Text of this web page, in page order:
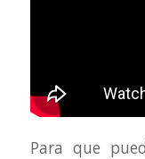
Para que